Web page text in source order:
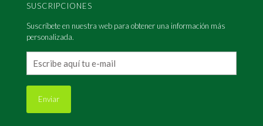
SUSCRIPCIONES
Suscríbete en nuestra web para obtener una información más
personalizada.